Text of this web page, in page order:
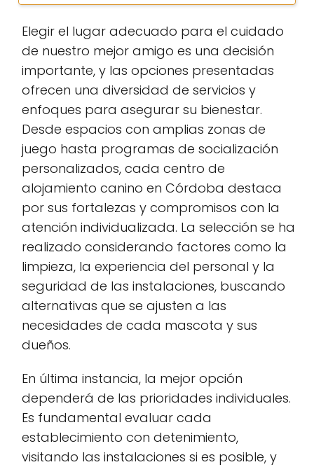
Elegir el lugar adecuado para el cuidado
de nuestro mejor amigo es una decisión
importante, y las opciones presentadas
ofrecen una diversidad de servicios y
enfoques para asegurar su bienestar.
Desde espacios con amplias zonas de
juego hasta programas de socialización
personalizados, cada centro de
alojamiento canino en Córdoba destaca
por sus fortalezas y compromisos con la
atención individualizada. La selección se ha
realizado considerando factores como la
limpieza, la experiencia del personal y la
seguridad de las instalaciones, buscando
alternativas que se ajusten a las
necesidades de cada mascota y sus
dueños.
En última instancia, la mejor opción
dependerá de las prioridades individuales.
Es fundamental evaluar cada
establecimiento con detenimiento,
visitando las instalaciones si es posible, y